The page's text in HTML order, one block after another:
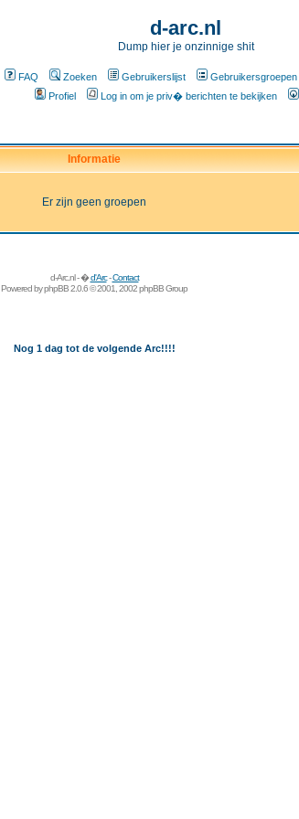
d-arc.nl
Dump hier je onzinnige shit
FAQ Zoeken Gebruikerslijst Gebruikersgroepen
Profiel
Log in om je priv� berichten te bekijken
Informatie
Er zijn geen groepen
d-Arc.nl - �d'Arc-Contact
Powered byphpBB2.0.6 © 2001, 2002 phpBB Group
Nog 1 dag tot de volgende Arc!!!!